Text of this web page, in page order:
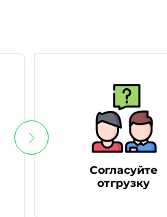
Согласуйте
отгрузку